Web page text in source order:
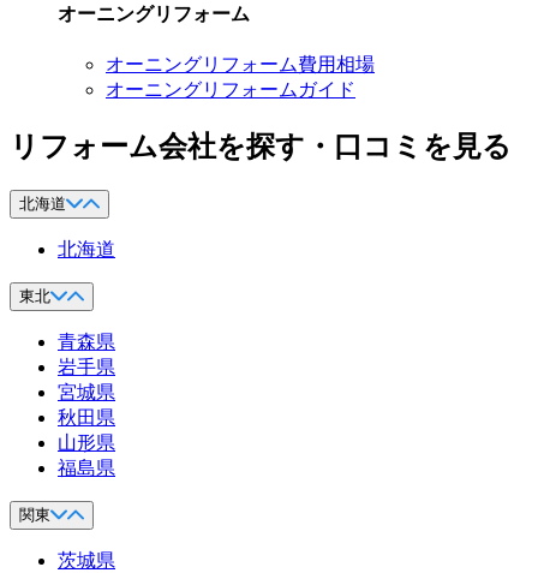
オーニングリフォーム
オーニングリフォーム費用相場
オーニングリフォームガイド
リフォーム会社を探す・口コミを見る
北海道
北海道
東北
青森県
岩手県
宮城県
秋田県
山形県
福島県
関東
茨城県